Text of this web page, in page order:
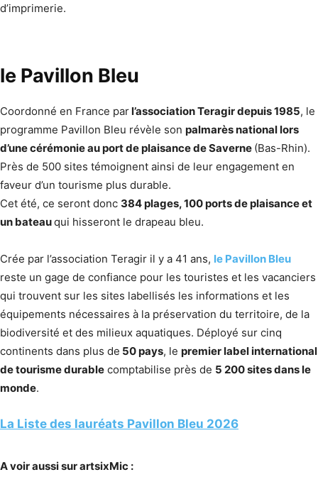
d’imprimerie.
le Pavillon Bleu
Coordonné en France parl’association Teragir depuis 1985, le
programme Pavillon Bleu révèle son palmarès national lors
d’une cérémonie au port de plaisance de Saverne (Bas-Rhin).
Près de 500 sites témoignent ainsi de leur engagement en
faveur d’un tourisme plus durable.
Cet été, ce seront donc 384 plages, 100 ports de plaisance et
un bateauqui hisseront le drapeau bleu.
Crée par l’association Teragir il y a 41 ans, le Pavillon Bleu
reste un gage de confiance pour les touristes et les vacanciers
qui trouvent sur les sites labellisés les informations et les
équipements nécessaires à la préservation du territoire, de la
biodiversité et des milieux aquatiques. Déployé sur cinq
continents dans plus de 50 pays, le premier label international
de tourisme durable comptabilise près de 5 200 sites dans le
monde.
La Liste des lauréats Pavillon Bleu 2026
A voir aussi sur artsixMic :